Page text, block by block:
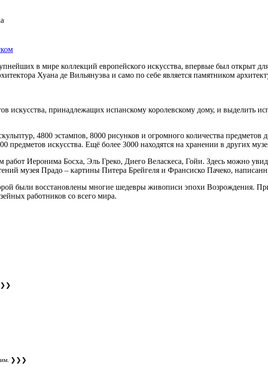
в мире коллекций европейского искусства, впервые был открыт
Хуана де Вильянуэва и само по себе является памятником
искусства, принадлежащих испанскому королевскому дому, и выделить
4800 эстампов, 8000 рисунков и огромного количества предметов
предметов искусства. Ещё более 3000 находятся на хранении в других
Иеронима Босха, Эль Греко, Диего Веласкеса, Гойи. Здесь можно
музея Прадо – картины Питера Брейгеля и Франсиско Пачеко,
были восстановлены многие шедевры живописи эпохи Возрождения.
работников со всего мира.
❯❯❯